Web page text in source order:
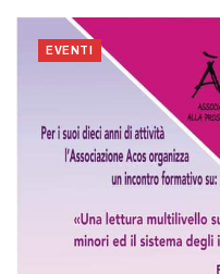
EVENTI